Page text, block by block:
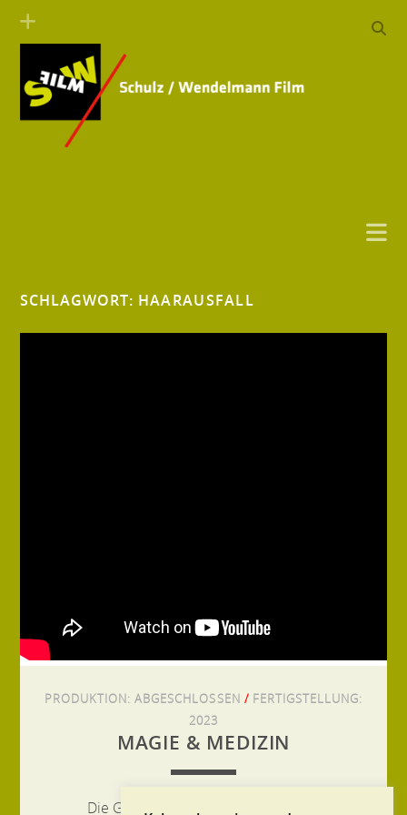
SCHLAGWORT: HAARAUSFALL
PRODUKTION:ABGESCHLOSSEN / FERTIGSTELLUNG:
2023
MAGIE & MEDIZIN
Die Geheimnisse des Papyrus Ebers